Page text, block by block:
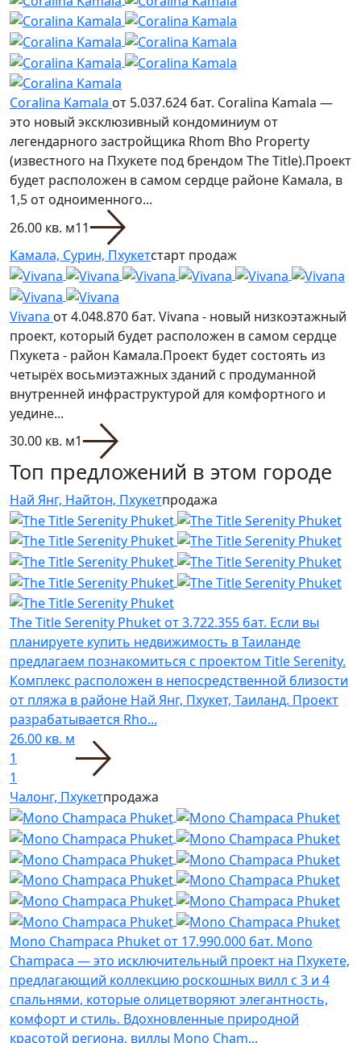
Coralina Kamala от 5.037.624 бат. Coralina Kamala —
это новый эксклюзивный кондоминиум от
легендарного застройщика Rhom Bho Property
(известного на Пхукете под брендом The Title).Проект
будет расположен в самом сердце районе Камала, в
1,5 от одноименного...
26.00 кв. м11
Камала, Сурин, Пхукетстарт продаж
Vivana от 4.048.870 бат. Vivana - новый низкоэтажный
проект, который будет расположен в самом сердце
Пхукета - район Камала.Проект будет состоять из
четырёх восьмиэтажных зданий с продуманной
внутренней инфраструктурой для комфортного и
уедине...
30.00 кв. м1
Топ предложений в этом городе
Най Янг, Найтон, Пхукетпродажа
The Title Serenity Phuketот 3.722.355 бат. Если вы
планируете купить недвижимость в Таиланде
предлагаем познакомиться с проектом Title Serenity.
Комплекс расположен в непосредственной близости
от пляжа в районе Най Янг, Пхукет, Таиланд. Проект
разрабатывается Rho...
26.00 кв. м
1
1
Чалонг, Пхукетпродажа
Mono Champaca Phuketот 17.990.000 бат. Mono
Champaca — это исключительный проект на Пхукете,
предлагающий коллекцию роскошных вилл с 3 и 4
спальнями, которые олицетворяют элегантность,
комфорт и стиль. Вдохновленные природной
красотой региона, виллы Mono Cham...